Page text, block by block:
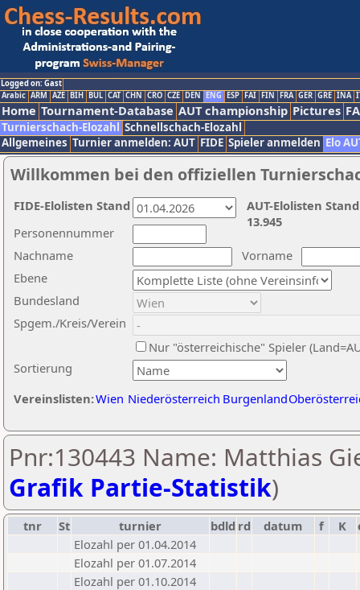
Logged on: Gast
Arabic ARM AZE BIH BUL CAT CHN CRO CZE DEN ENG ESP FAI FIN FRA GER GRE INA
Home Tournament-Database AUT championship Pictures
Turnierschach-Elozahl Schnellschach-Elozahl
Allgemeines Turnier anmelden: AUT FIDE Spieler anmelden Elo
Willkommen bei den offiziellen
Nachname
Vorname
Ebene
Sortierung
Personennummer
Bundesland
Spgem./Kreis/Verein
Nur "österreichische" Spieler
Vereinslisten:Wien Niederösterreich Burgenland
AUT-Elolisten
13.945
FIDE-Elolisten Stand
Pnr:130443 Name: Matthias
Grafik Partie-Statistik)
tnr St turnier bdld rd datum f K
Elozahl per 01.04.2014
Elozahl per 01.07.2014
Elozahl per 01.10.2014